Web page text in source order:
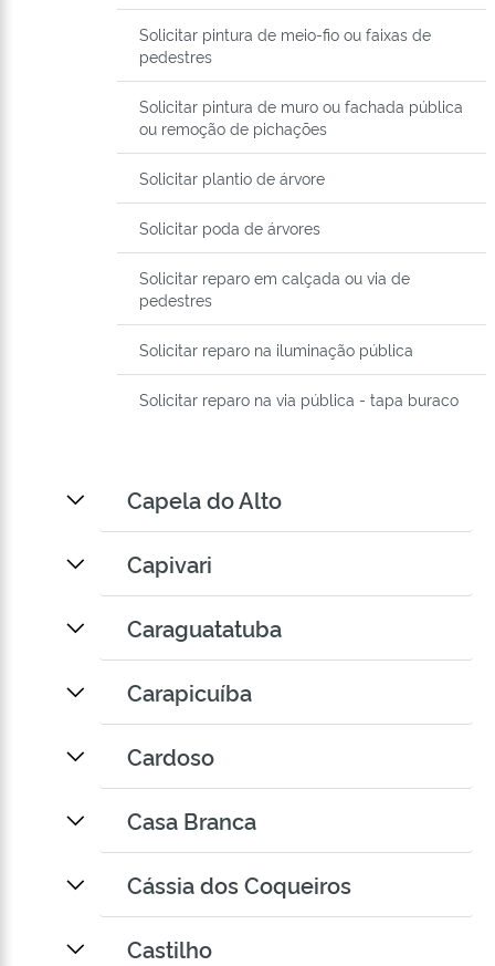
Solicitar pintura de meio-fio ou faixas de
pedestres
Solicitar pintura de muro ou fachada pública
ou remoção de pichações
Solicitar plantio de árvore
Solicitar poda de árvores
Solicitar reparo em calçada ou via de
pedestres
Solicitar reparo na iluminação pública
Solicitar reparo na via pública - tapa buraco
Capela do Alto
Capivari
Caraguatatuba
Carapicuíba
Cardoso
Casa Branca
Cássia dos Coqueiros
Castilho